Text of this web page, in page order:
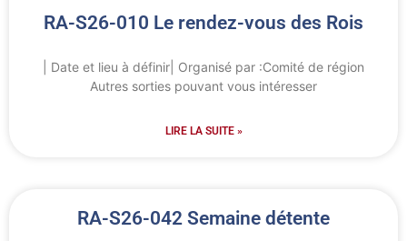
RA-S26-010 Le rendez-vous des Rois
| Date et lieu à définir| Organisé par :Comité de région
Autres sorties pouvant vous intéresser
LIRE LA SUITE »
RA-S26-042 Semaine détente